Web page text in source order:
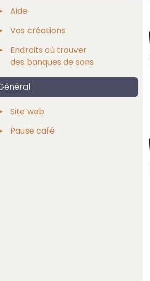
Aide
Vos créations
Endroits où trouver
des banques de sons
Site web
Pause café